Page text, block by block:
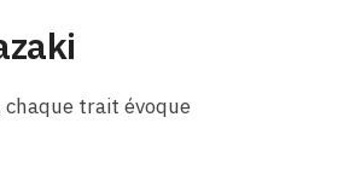
trait évoque